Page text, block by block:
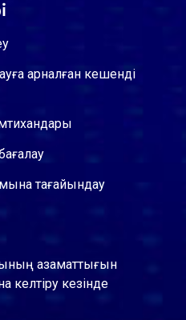
арналған кешенді
тағайындау
азаматтығын
келтіру кезінде